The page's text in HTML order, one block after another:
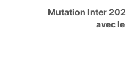
Mutation Inter
avec